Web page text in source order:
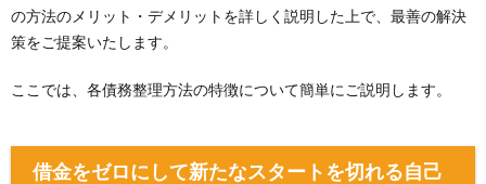
の方法のメリット・デメリットを詳しく説明した上で、最善の解決
策をご提案いたします。
ここでは、各債務整理方法の特徴について簡単にご説明します。
借金をゼロにして新たなスタートを切れる自己